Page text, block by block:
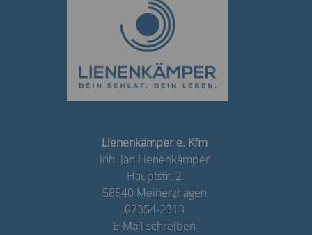
Lienenkämper e. Kfm
Inh. Jan Lienenkämper
Hauptstr. 2
58540 Meinerzhagen
02354-2313
E-Mail schreiben